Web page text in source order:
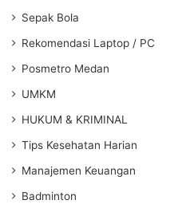
Sepak Bola
Rekomendasi Laptop / PC
Posmetro Medan
UMKM
HUKUM & KRIMINAL
Tips Kesehatan Harian
Manajemen Keuangan
Badminton